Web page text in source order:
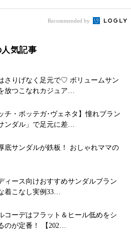
Recommended by
人気記事
さりげなく足元で♡ ボリュームサン
放つこなれカジュア…
チ・ボッテガ･ヴェネタ】憧れブラン
ンダル」で足元に差…
底サンダルが鉄板！ おしゃれママの
ィース向けおすすめサンダルブラン
着こなし実例33…
コーデはフラット＆ヒール低めをシ
のが定番！ 【202…